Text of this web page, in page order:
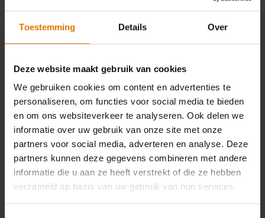
Toestemming Details Over
Deze website maakt gebruik van cookies
We gebruiken cookies om content en advertenties te
personaliseren, om functies voor social media te bieden
en om ons websiteverkeer te analyseren. Ook delen we
informatie over uw gebruik van onze site met onze
partners voor social media, adverteren en analyse. Deze
partners kunnen deze gegevens combineren met andere
informatie die u aan ze heeft verstrekt of die ze hebben
verzameld op basis van uw gebruik van hun services.
Gratis verzending en retourneren